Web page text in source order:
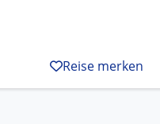
Reise merken